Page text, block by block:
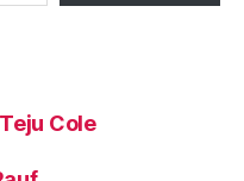
Cole